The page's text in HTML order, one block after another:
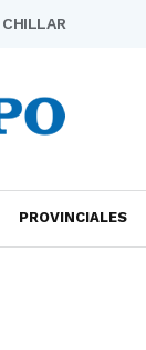
CHILLAR
PROVINCIALES